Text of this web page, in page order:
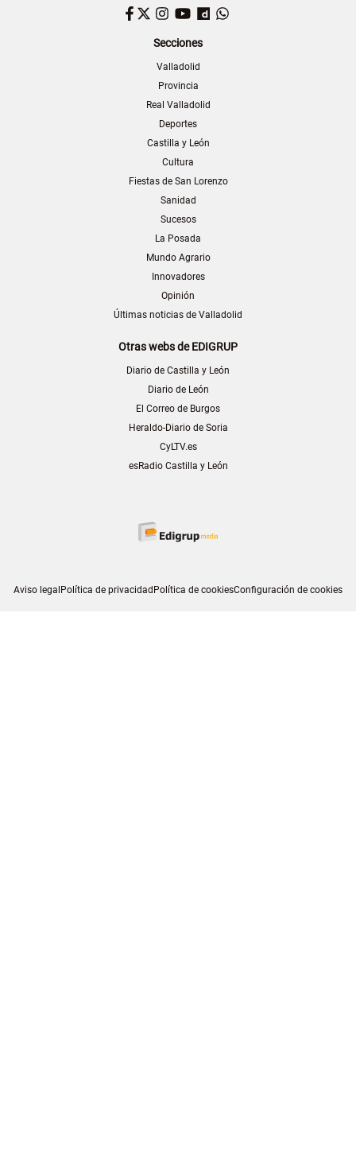
Facebook
TwitterInstagram
YouTubeDailymotion
Secciones
Valladolid
Provincia
Real Valladolid
Deportes
Castilla y León
Cultura
Fiestas de San Lorenzo
Sanidad
Sucesos
La Posada
Mundo Agrario
Innovadores
Opinión
Últimas noticias de Valladolid
Otras webs de EDIGRUP
Diario de Castilla y León
Diario de León
El Correo de Burgos
Heraldo-Diario de Soria
CyLTV.es
esRadio Castilla y León
Aviso legalPolítica de privacidadPolítica de cookiesConfiguración de cookies